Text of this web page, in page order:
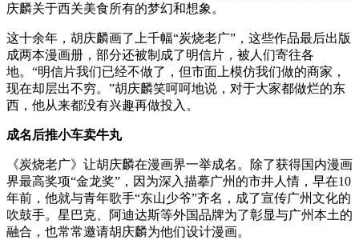
庆麟关于西关美食所有的梦幻和想象。
这十余年，胡庆麟画了上千幅“炭烧老广”，这些作品最后出版
成两本漫画册，部分还被制成了明信片，被人们寄往各
地。“明信片我们已经不做了，但市面上模仿我们做的商家，
现在却层出不穷。”胡庆麟笑呵呵地说，对于大家都做烂的东
西，他从来都没有兴趣再做投入。
成名后推小车卖牛丸
《炭烧老广》让胡庆麟在漫画界一举成名。除了获得国内漫画
界最高奖项“金龙奖”，因为深入描摹广州的市井人情，早在10
年前，他就与青年歌手“东山少爷”齐名，成了宣传广州文化的
吹鼓手。星巴克、阿迪达斯等外国品牌为了彰显与广州本土的
融合，也常常邀请胡庆麟为他们设计漫画。